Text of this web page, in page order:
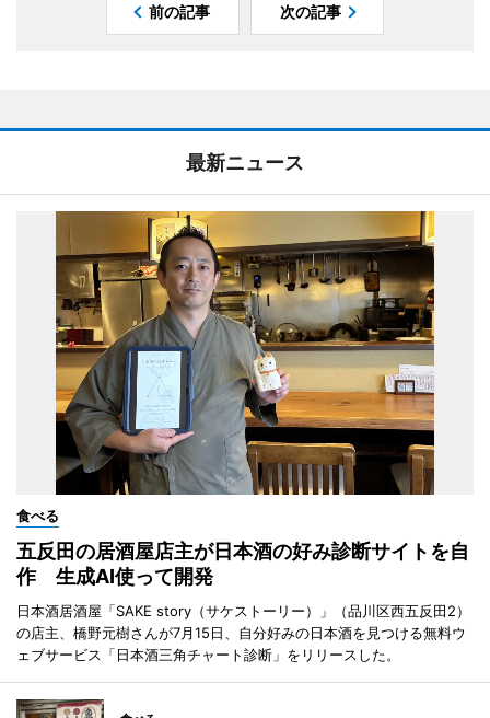
前の記事 次の記事
最新ニュース
食べる
五反田の居酒屋店主が日本酒の好み診断サイトを自
作 生成AI使って開発
日本酒居酒屋「SAKE story（サケストーリー）」（品川区西五反田2）
の店主、橋野元樹さんが7月15日、自分好みの日本酒を見つける無料ウ
ェブサービス「日本酒三角チャート診断」をリリースした。